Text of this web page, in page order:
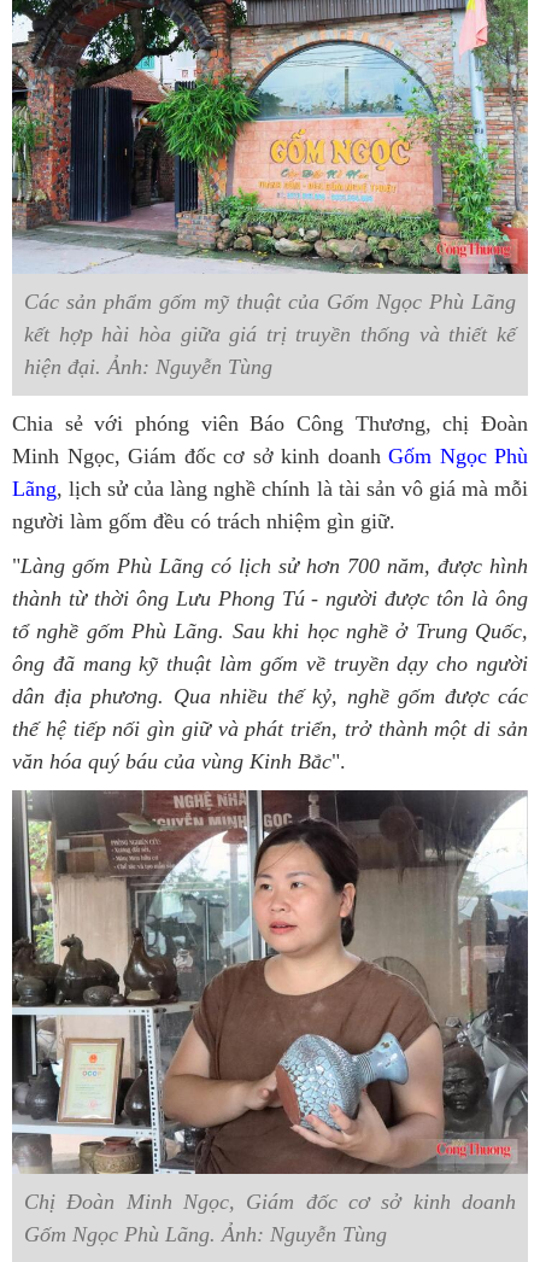
Các sản phẩm gốm mỹ thuật của Gốm Ngọc Phù Lãng
kết hợp hài hòa giữa giá trị truyền thống và thiết kế
hiện đại. Ảnh: Nguyễn Tùng
Chia sẻ với phóng viên Báo Công Thương, chị Đoàn
Minh Ngọc, Giám đốc cơ sở kinh doanh Gốm Ngọc Phù
Lãng, lịch sử của làng nghề chính là tài sản vô giá mà mỗi
người làm gốm đều có trách nhiệm gìn giữ.
"Làng gốm Phù Lãng có lịch sử hơn 700 năm, được hình
thành từ thời ông Lưu Phong Tú - người được tôn là ông
tổ nghề gốm Phù Lãng. Sau khi học nghề ở Trung Quốc,
ông đã mang kỹ thuật làm gốm về truyền dạy cho người
dân địa phương. Qua nhiều thế kỷ, nghề gốm được các
thế hệ tiếp nối gìn giữ và phát triển, trở thành một di sản
văn hóa quý báu của vùng Kinh Bắc".
Chị Đoàn Minh Ngọc, Giám đốc cơ sở kinh doanh
Gốm Ngọc Phù Lãng. Ảnh: Nguyễn Tùng